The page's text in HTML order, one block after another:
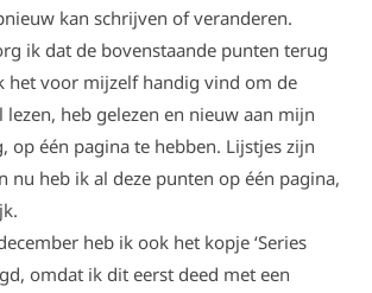
kan schrijven of veranderen.
ik dat de bovenstaande punten terug
het voor mijzelf handig vind om de
heb gelezen en nieuw aan mijn
op één pagina te hebben. Lijstjes zijn
nu heb ik al deze punten op één pagina,
heb ik ook het kopje ‘Series
omdat ik dit eerst deed met een